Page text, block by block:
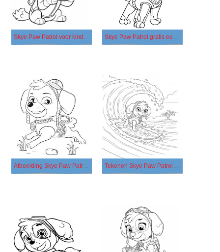
Skye Paw Patrol voor kinderen Skye Paw Patrol gratis eenvoudig
Afbeelding Skye Paw Patrol afdrukbaar Tekenen Skye Paw Patrol afdrukbaar